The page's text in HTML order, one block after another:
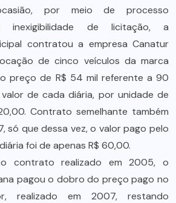
por meio de processo
inexigibilidade de licitação, a
contratou a empresa Canatur
de cinco veículos da marca
preço de R$ 54 mil referente a 90
de cada diária, por unidade de
Contrato semelhante também
só que dessa vez, o valor pago pelo
foi de apenas R$ 60,00.
contrato realizado em 2005, o
pagou o dobro do preço pago no
realizado em 2007, restando